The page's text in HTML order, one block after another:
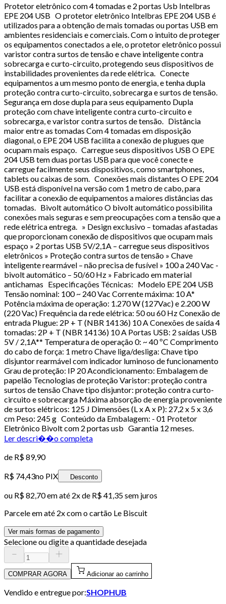
Protetor eletrônico com 4 tomadas e 2 portas Usb Intelbras
EPE 204 USB O protetor eletrônico Intelbras EPE 204 USB é
utilizados para a obtenção de mais tomadas ou portas USB em
ambientes residenciais e comerciais. Com o intuito de proteger
os equipamentos conectados a ele, o protetor eletrônico possui
varistor contra surtos de tensão e chave inteligente contra
sobrecarga e curto-circuito, protegendo seus dispositivos de
instabilidades provenientes da rede elétrica. Conecte
equipamentos a um mesmo ponto de energia, e tenha dupla
proteção contra curto-circuito, sobrecarga e surtos de tensão.
Segurança em dose dupla para seus equipamento Dupla
proteção com chave inteligente contra curto-circuito e
sobrecarga, e varistor contra surtos de tensão. Distância
maior entre as tomadas Com 4 tomadas em disposição
diagonal, o EPE 204 USB facilita a conexão de plugues que
ocupam mais espaço. Carregue seus dispositivos USB O EPE
204 USB tem duas portas USB para que você conecte e
carregue facilmente seus dispositivos, como smartphones,
tablets ou caixas de som. Conexões mais distantes O EPE 204
USB está disponível na versão com 1 metro de cabo, para
facilitar a conexão de equipamentos a maiores distâncias das
tomadas. Bivolt automático O bivolt automático possibilita
conexões mais seguras e sem preocupações com a tensão que a
rede elétrica entrega. » Design exclusivo – tomadas afastadas
que proporcionam conexão de dispositivos que ocupam mais
espaço » 2 portas USB 5V/2,1A – carregue seus dispositivos
eletrônicos » Proteção contra surtos de tensão » Chave
inteligente rearmável – não precisa de fusível » 100 a 240 Vac -
bivolt automático – 50/60 Hz » Fabricado em material
antichamas Especificações Técnicas: Modelo EPE 204 USB
Tensão nominal: 100 ~ 240 Vac Corrente máxima: 10 A*
Potência máxima de operação: 1.270 W (127Vac) e 2.200 W
(220 Vac) Frequência da rede elétrica: 50 ou 60 Hz Conexão de
entrada Plugue: 2P + T (NBR 14136) 10 A Conexões de saída 4
tomadas: 2P + T (NBR 14136) 10 A Portas USB: 2 saídas USB
5V / 2,1A** Temperatura de operação 0: ~ 40 ºC Comprimento
do cabo de força: 1 metro Chave liga/desliga: Chave tipo
disjuntor rearmável com indicador luminoso de funcionamento
Grau de proteção: IP 20 Acondicionamento: Embalagem de
papelão Tecnologias de proteção Varistor: proteção contra
surtos de tensão Chave tipo disjuntor: proteção contra curto-
circuito e sobrecarga Máxima absorção de energia proveniente
de surtos elétricos: 125 J Dimensões (L x A x P): 27,2 x 5 x 3,6
cm Peso: 245 g Conteúdo da Embalagem: - 01 Protetor
Eletrônico Bivolt com 2 portas usb Garantia 12 meses.
Ler descri��o completa
de R$ 89,90
R$ 74,43no PIX Desconto
ou R$ 82,70em até 2x de R$ 41,35 sem juros
Parcele em até 2x com o cartão Le Biscuit
Ver mais formas de pagamento
Selecione ou digite a quantidade desejada
COMPRAR AGORA Adicionar ao carrinho
Vendido e entregue por:SHOPHUB